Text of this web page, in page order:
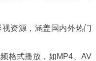
资源，涵盖国内外热门
格式播放，如MP4、AV